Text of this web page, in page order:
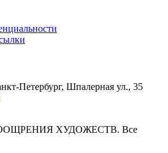
Петербург, Шпалерная ул., 35
ХУДОЖЕСТВ. Все